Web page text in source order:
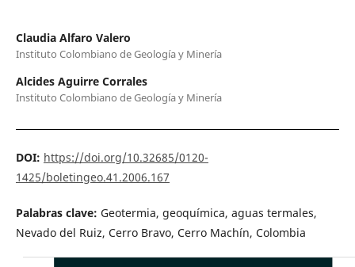
Claudia Alfaro Valero
Instituto Colombiano de Geología y Minería
Alcides Aguirre Corrales
Instituto Colombiano de Geología y Minería
DOI: https://doi.org/10.32685/0120-
1425/boletingeo.41.2006.167
Palabras clave: Geotermia, geoquímica, aguas termales,
Nevado del Ruiz, Cerro Bravo, Cerro Machín, Colombia